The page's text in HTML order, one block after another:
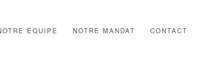
ÉQUIPE NOTRE MANDAT CONTACT